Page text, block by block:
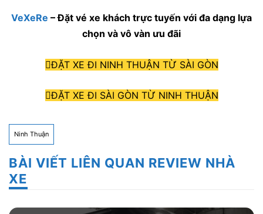
VeXeRe – Đặt vé xe khách trực tuyến với đa dạng lựa
chọn và vô vàn ưu đãi
ĐẶT XE ĐI NINH THUẬN TỪ SÀI GÒN
ĐẶT XE ĐI SÀI GÒN TỪ NINH THUẬN
Ninh Thuận
BÀI VIẾT LIÊN QUAN REVIEW NHÀ
XE